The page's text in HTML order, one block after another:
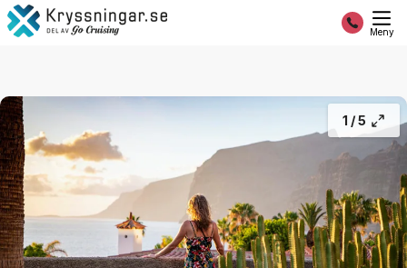
Meny
Slutsålt
1 /5